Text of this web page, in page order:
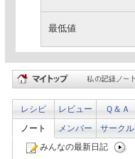
最低値
レシピ レビュー
Ｑ＆Ａ
ノート
メンバー
サークル
みんなの最新日記